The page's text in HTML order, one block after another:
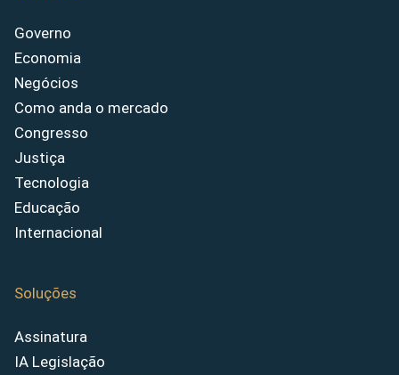
Governo
Economia
Negócios
Como anda o mercado
Congresso
Justiça
Tecnologia
Educação
Internacional
Soluções
Assinatura
IA Legislação